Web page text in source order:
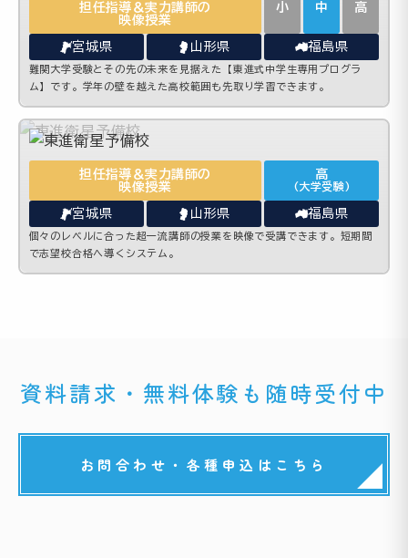
担任指導＆実力講師の
映像授業
小 中 高
宮城県 山形県 福島県
難関大学受験とその先の未来を見据えた【東進式中学生専用プログラ
ム】です。学年の壁を越えた高校範囲も先取り学習できます。
担任指導＆実力講師の
映像授業
高
(大学受験)
宮城県 山形県 福島県
個々のレベルに合った超一流講師の授業を映像で受講できます。短期間
で志望校合格へ導くシステム。
資料請求・無料体験も随時受付中
お問合わせ・各種申込はこちら